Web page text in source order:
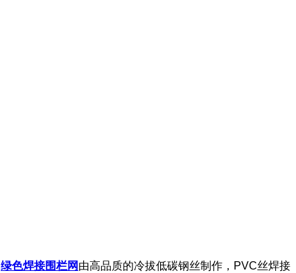
绿色焊接围栏网由高品质的冷拔低碳钢丝制作，PVC丝焊接